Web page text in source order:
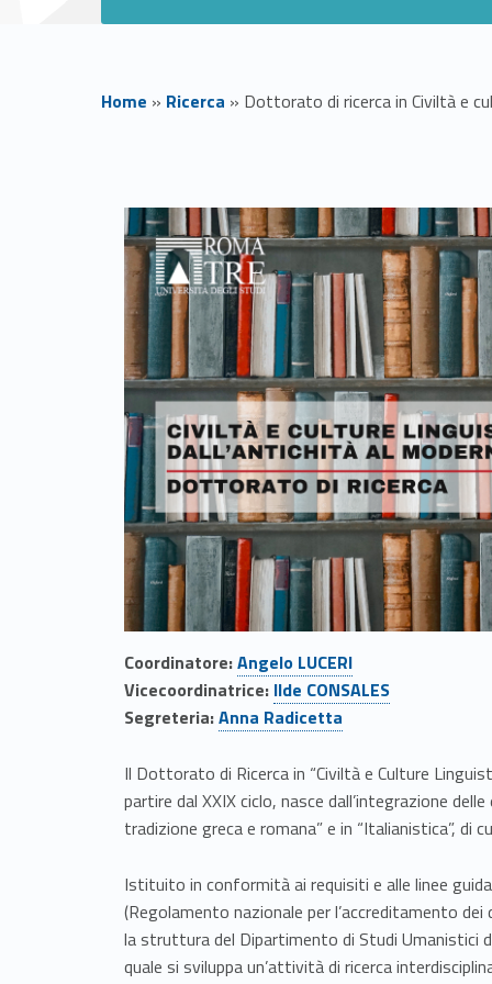
Home » Ricerca » Dottorato di ricerca in Civiltà e
o
o
o
d
e
Coordinatore: Link identifier #identifier__100782-1
Angelo LUCERI
Vicecoordinatrice:Link identifier #identifier__32402-2
Ilde CONSALES
Segreteria: Link identifier #identifier__112114-3
Anna Radicetta
Il Dottorato di Ricerca in “Civiltà e Culture
partire dal XXIX ciclo, nasce dall’integrazione
tradizione greca e romana” e in “Italianistica”, di
Istituito in conformità ai requisiti e alle linee
(Regolamento nazionale per l’accreditamento
la struttura del Dipartimento di Studi Umanistici
quale si sviluppa un’attività di ricerca